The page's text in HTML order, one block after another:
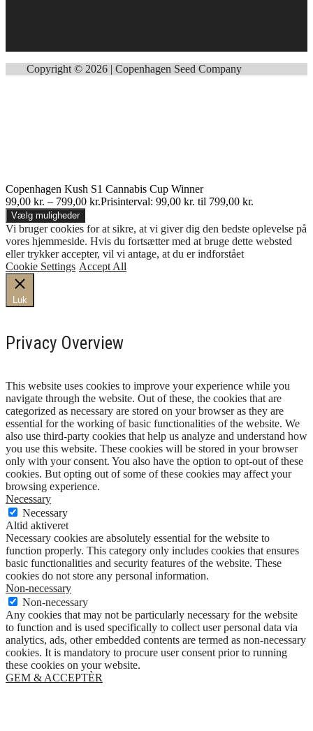
Copyright © 2026 | Copenhagen Seed Company
Copenhagen Kush S1 Cannabis Cup Winner
99,00 kr. – 799,00 kr.Prisinterval: 99,00 kr. til 799,00 kr.
Vælg muligheder
Vi bruger cookies for at sikre, at vi giver dig den bedste oplevelse på
vores hjemmeside. Hvis du fortsætter med at bruge dette websted
eller trykker accepter, vil vi antage, at du er indforstået
Cookie Settings Accept All
Luk
Privacy Overview
This website uses cookies to improve your experience while you
navigate through the website. Out of these, the cookies that are
categorized as necessary are stored on your browser as they are
essential for the working of basic functionalities of the website. We
also use third-party cookies that help us analyze and understand how
you use this website. These cookies will be stored in your browser
only with your consent. You also have the option to opt-out of these
cookies. But opting out of some of these cookies may affect your
browsing experience.
Necessary
Necessary
Altid aktiveret
Necessary cookies are absolutely essential for the website to
function properly. This category only includes cookies that ensures
basic functionalities and security features of the website. These
cookies do not store any personal information.
Non-necessary
Non-necessary
Any cookies that may not be particularly necessary for the website
to function and is used specifically to collect user personal data via
analytics, ads, other embedded contents are termed as non-necessary
cookies. It is mandatory to procure user consent prior to running
these cookies on your website.
GEM & ACCEPTÈR